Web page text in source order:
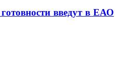
введут в ЕАО